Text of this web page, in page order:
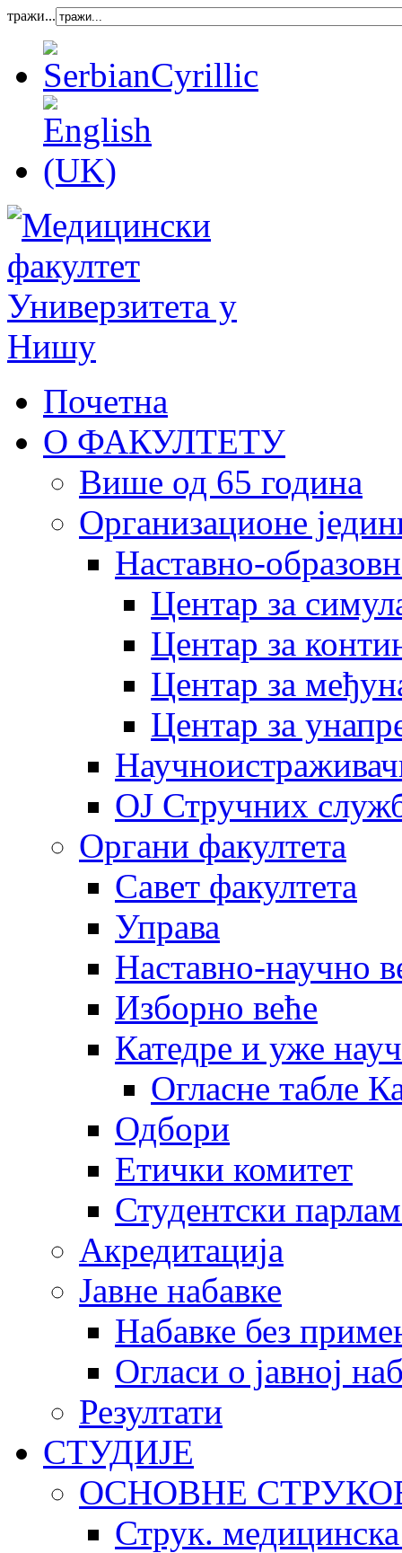
тражи...
Почетна
О ФАКУЛТЕТУ
Више од 65 година
Организационе
Наставно-
Центар за
Центар за
Центар за
Центар за
OJ Стручних
Органи факултета
Савет факултета
Управа
Наставно-научно
Изборно веће
Катедре и уже
Огласне табле
Одбори
Етички комитет
Студентски
Акредитација
Јавне набавке
Набавке без
Огласи о јавној
Резултати
СТУДИЈЕ
ОСНОВНЕ
Струк. медицинска